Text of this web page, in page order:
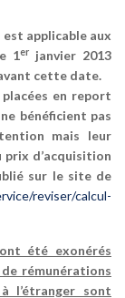
applicable aux
1erjanvier 2013
cette date.
en report
bénéficient pas
mais leur
d’acquisition
sur le site de
reviser/calcul-
été exonérés
rémunérations
l’étranger sont